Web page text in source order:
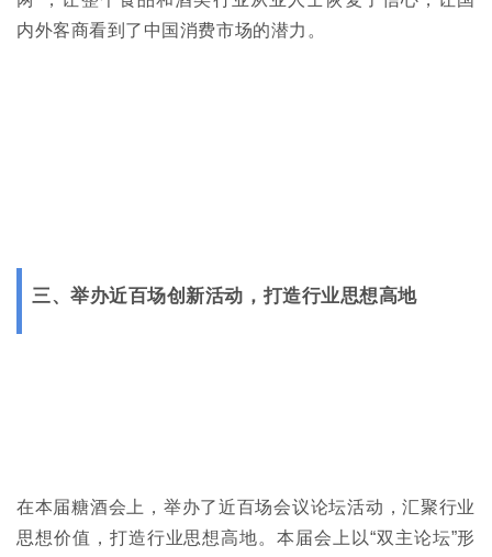
内外客商看到了中国消费市场的潜力。
三、举办近百场创新活动，打造行业思想高地
在本届糖酒会上，举办了近百场会议论坛活动，汇聚行业
思想价值，打造行业思想高地。本届会上以“双主论坛”形